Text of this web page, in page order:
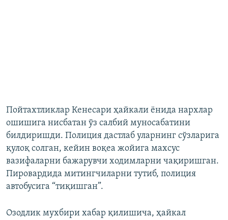
Пойтахтликлар Кенесари ҳайкали ёнида нархлар
ошишига нисбатан ўз салбий муносабатини
билдиришди. Полиция дастлаб уларнинг сўзларига
қулоқ солган, кейин воқеа жойига махсус
вазифаларни бажарувчи ходимларни чақиришган.
Пировардида митингчиларни тутиб, полиция
автобусига “тиқишган”.
Озодлик мухбири хабар қилишича, ҳайкал